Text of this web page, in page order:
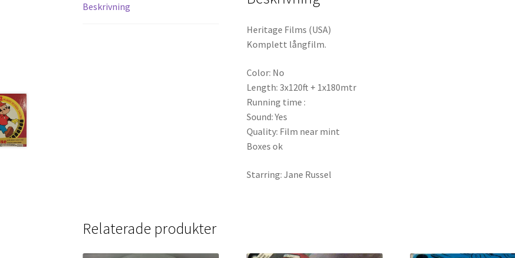
mängd
Beskrivning
Heritage Films (USA)
Komplett långfilm.
Color: No
Length: 3x120ft + 1x180mtr
Running time :
Sound: Yes
Quality: Film near mint
Boxes ok
Starring: Jane Russel
Relaterade produkter